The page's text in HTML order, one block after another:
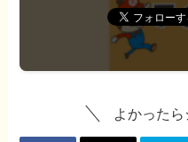
よかったら